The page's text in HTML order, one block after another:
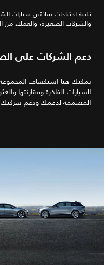
تلبية احتياجات سائقي سيارات
والشركات الصغيرة، والعملاء
دعم الشركات على
يمكنك هنا استكشاف
السيارات الفاخرة ومقارنتها
المصممة لدعمك ودعم